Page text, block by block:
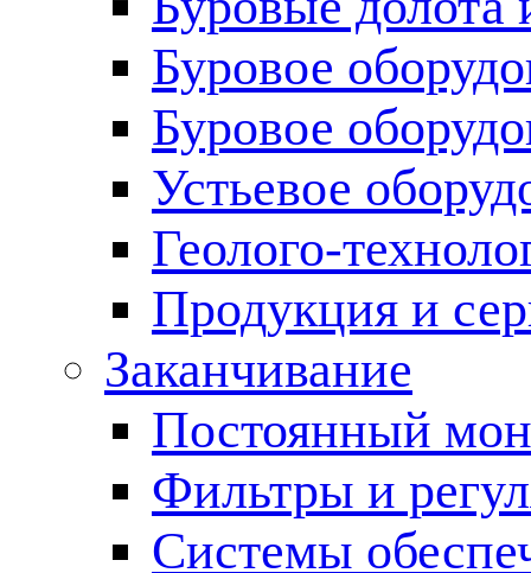
Буровое
Буровое
Устьевое
Геолого-
Продукция и
Заканчивание
Постоянный
Фильтры и
Cистемы